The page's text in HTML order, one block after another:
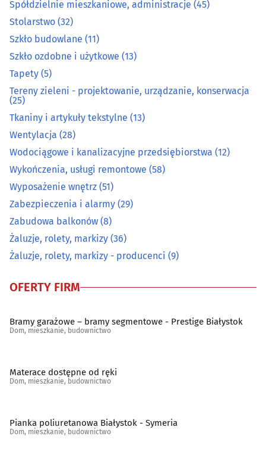
Meble kuchenne
Meble na wymiar (54)
Obrazy, ramy
Ogrodnicze artykuły i sprzęt
Ogrzewanie i techniki grzewcze
Opał(10)
Osuszanie i odgrzybianie budynków
Oświetlenie(18)
Podłogi (39)
Pościelowe artykuły, koce(6)
Sanitarno-instalacyjne artykuły
Spółdzielnie mieszkaniowe, administracje
Szkło budowlane
Spółdzielnie mieszkaniowe, administracje (45)
Stolarstwo (32)
Szkło budowlane (11)
Szkło ozdobne i użytkowe (13)
Tapety (5)
Tereny zieleni - projektowanie, urządzanie, konserwacja
(25)
Tkaniny i artykuły tekstylne (13)
Wentylacja (28)
Wodociągowe i kanalizacyjne przedsiębiorstwa (12)
Wykończenia, usługi remontowe (58)
Wyposażenie wnętrz (51)
Zabezpieczenia i alarmy (29)
Zabudowa balkonów (8)
Żaluzje, rolety, markizy (36)
Żaluzje, rolety, markizy - producenci (9)
OFERTY FIRM
Bramy garażowe – bramy segmentowe - Prestige Białystok
Dom, mieszkanie, budownictwo
Materace dostępne od ręki
Dom, mieszkanie, budownictwo
Pianka poliuretanowa Białystok - Symeria
Dom, mieszkanie, budownictwo